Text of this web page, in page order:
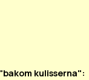
kulisserna":